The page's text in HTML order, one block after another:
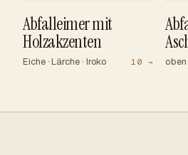
Abfalleimer mit
Holzakzenten
Eiche · Lärche · Iroko 10 → oben